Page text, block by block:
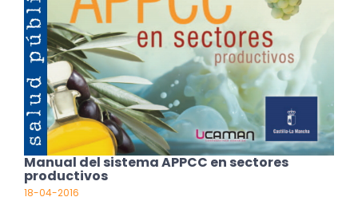
Manual del sistema APPCC en sectores
productivos
18-04-2016